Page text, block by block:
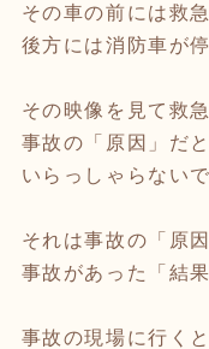
その車の前には救
後方には消防車が
その映像を見て救
事故の「原因」だ
いらっしゃらない
それは事故の「原
事故があった「結
事故の現場に行く